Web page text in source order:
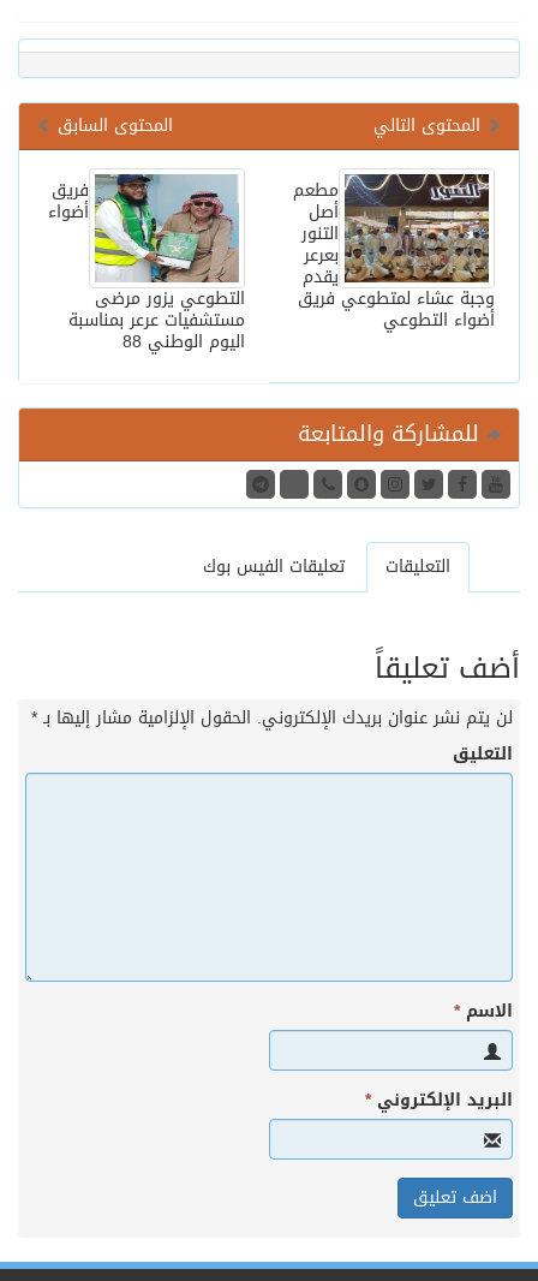
المحتوى السابق
المحتوى التالي
فريق
أضواء
التطوعي يزور مرضى
مستشفيات عرعر بمناسبة
اليوم الوطني 88
مطعم
أصل
التنور
بعرعر
يقدم
وجبة عشاء لمتطوعي فريق
أضواء التطوعي
للمشاركة والمتابعة
التعليقات تعليقات الفيس بوك
أضف تعليقاً
لن يتم نشر عنوان بريدك الإلكتروني. الحقول الإلزامية مشار إليها بـ*
التعليق
الاسم*
البريد الإلكتروني*